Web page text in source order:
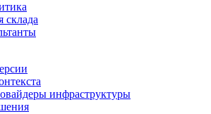
склада
инфраструктуры